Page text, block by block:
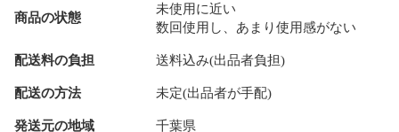
商品の状態
未使用に近い
数回使用し、あまり使用感がない
配送料の負担 送料込み(出品者負担)
配送の方法 未定(出品者が手配)
発送元の地域 千葉県